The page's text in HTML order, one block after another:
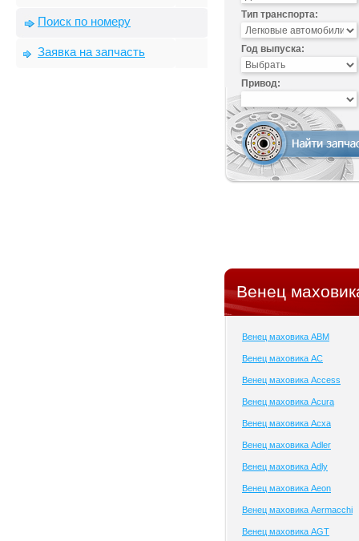
Поиск по номеру
Заявка на запчасть
Тип транспорта:
Год выпуска:
Привод:
Венец
Венец маховика ABM
Венец маховика AC
Венец маховика Access
Венец маховика Acura
Венец маховика Acxa
Венец маховика Adler
Венец маховика Adly
Венец маховика Aeon
Венец маховика Aermacchi
Венец маховика AGT